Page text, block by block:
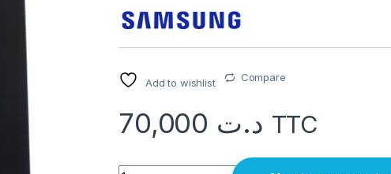
Add to wishlist Compare
د.ت TTC
quantité Batterie REALME original